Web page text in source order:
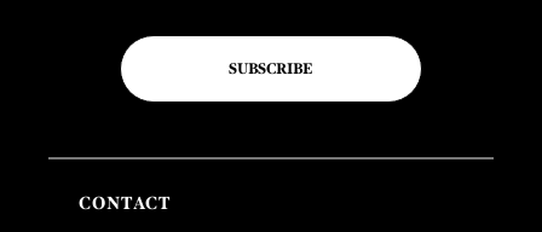
SUBSCRIBE
CONTACT